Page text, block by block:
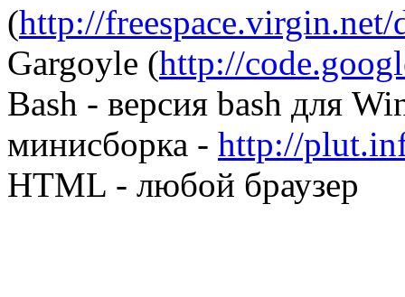
(http://
Gargoyle (http://
Bash - версия bash для
минисборка - http://
HTML - любой браузер